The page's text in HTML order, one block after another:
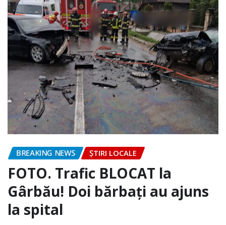
BREAKING NEWS ȘTIRI LOCALE
FOTO. Trafic BLOCAT la
Gârbău! Doi bărbați au ajuns
la spital